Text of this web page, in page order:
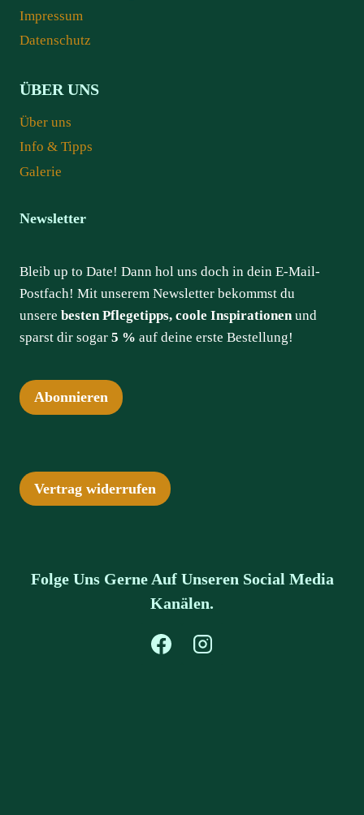
Impressum
Datenschutz
ÜBER UNS
Über uns
Info & Tipps
Galerie
Newsletter
Bleib up to Date! Dann hol uns doch in dein E-Mail-
Postfach! Mit unserem Newsletter bekommst du
unsere besten Pflegetipps, coole Inspirationenund
sparst dir sogar 5 % auf deine erste Bestellung!
Abonnieren
Vertrag widerrufen
Folge Uns Gerne Auf Unseren Social Media
Kanälen.